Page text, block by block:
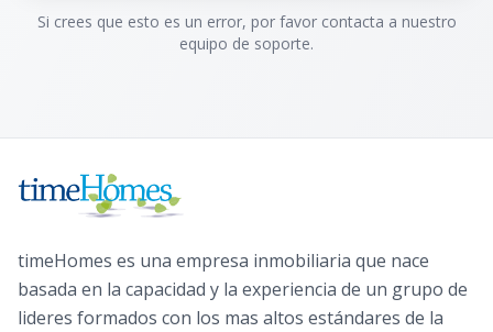
Si crees que esto es un error, por favor contacta a nuestro
equipo de soporte.
timeHomes es una empresa inmobiliaria que nace
basada en la capacidad y la experiencia de un grupo de
lideres formados con los mas altos estándares de la